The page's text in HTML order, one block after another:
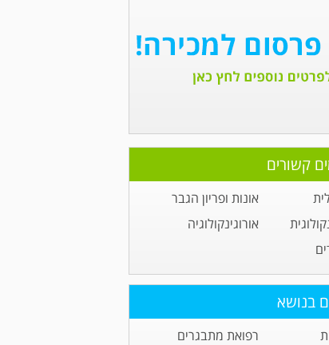
קשורים
אונות ופריון הגבר
אורוגינקולוגיה
בנושא
רפואת מתבגרים